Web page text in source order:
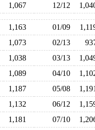
1,067 12/12
1,163 01/09
1,073 02/13
1,038 03/13
1,089 04/10
1,187 05/08
1,132 06/12
1,181 07/10